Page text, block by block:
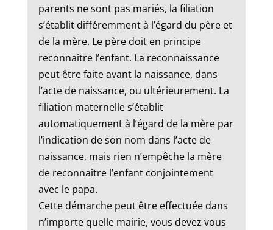
parents ne sont pas mariés, la filiation
s’établit différemment à l’égard du père et
de la mère. Le père doit en principe
reconnaître l’enfant. La reconnaissance
peut être faite avant la naissance, dans
l’acte de naissance, ou ultérieurement. La
filiation maternelle s’établit
automatiquement à l’égard de la mère par
l’indication de son nom dans l’acte de
naissance, mais rien n’empêche la mère
de reconnaître l’enfant conjointement
avec le papa.
Cette démarche peut être effectuée dans
n’importe quelle mairie, vous devez vous